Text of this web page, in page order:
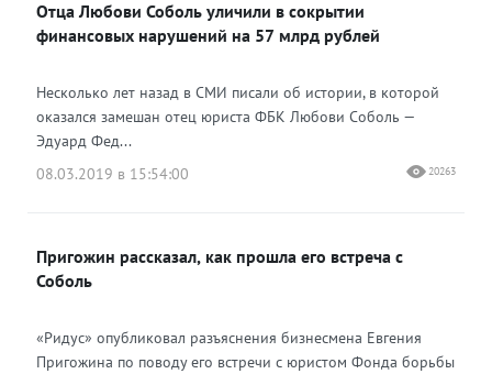
Отца Любови Соболь уличили в сокрытии
финансовых нарушений на 57 млрд рублей
Несколько лет назад в СМИ писали об истории, в которой
оказался замешан отец юриста ФБК Любови Соболь —
Эдуард Фед...
08.03.2019 в 15:54:00
20263
Пригожин рассказал, как прошла его встреча с
Соболь
«Ридус» опубликовал разъяснения бизнесмена Евгения
Пригожина по поводу его встречи с юристом Фонда борьбы